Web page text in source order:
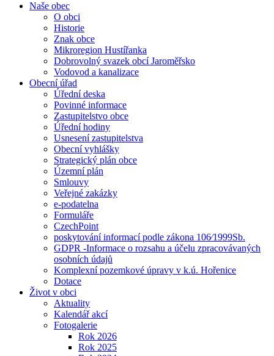
Naše obec
O obci
Historie
Znak obce
Mikroregion Hustířanka
Dobrovolný svazek obcí Jaroměřsko
Vodovod a kanalizace
Obecní úřad
Úřední deska
Povinné informace
Zastupitelstvo obce
Úřední hodiny
Usnesení zastupitelstva
Obecní vyhlášky
Strategický plán obce
Územní plán
Smlouvy
Veřejné zakázky
e-podatelna
Formuláře
CzechPoint
poskytování informací podle zákona 106⁄1999Sb.
GDPR -Informace o rozsahu a účelu zpracovávaných
osobních údajů
Komplexní pozemkové úpravy v k.ú. Hořenice
Dotace
Život v obci
Aktuality
Kalendář akcí
Fotogalerie
Rok 2026
Rok 2025